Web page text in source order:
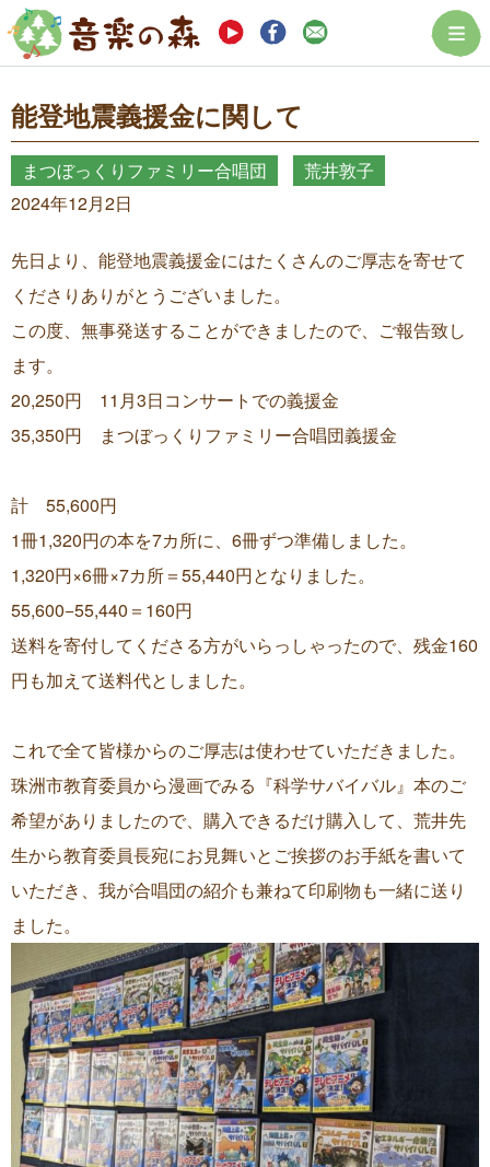
まつぼっくり音
能登地震義援金に関して
まつぼっくりファミリー合唱団
荒井敦子
2024年12月2日
先日より、能登地震義援金にはたくさんのご厚志を寄せて
くださりありがとうございました。
この度、無事発送することができましたので、ご報告致し
ます。
20,250円 11月3日コンサートでの義援金
35,350円 まつぼっくりファミリー合唱団義援金
計 55,600円
1冊1,320円の本を7カ所に、6冊ずつ準備しました。
1,320円×6冊×7カ所＝55,440円となりました。
55,600−55,440＝160円
送料を寄付してくださる方がいらっしゃったので、残金160
円も加えて送料代としました。
これで全て皆様からのご厚志は使わせていただきました。
珠洲市教育委員から漫画でみる『科学サバイバル』本のご
希望がありましたので、購入できるだけ購入して、荒井先
生から教育委員長宛にお見舞いとご挨拶のお手紙を書いて
いただき、我が合唱団の紹介も兼ねて印刷物も一緒に送り
ました。